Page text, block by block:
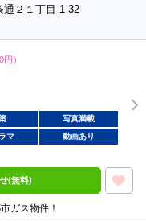
通２１丁目 1-32
円）
写真満載
マ
動画あり
(無料)
ガス物件！